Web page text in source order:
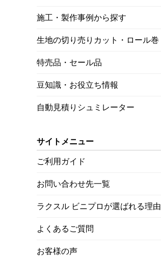
施工・製作事例から探す
生地の切り売りカット・ロール巻
特売品・セール品
豆知識・お役立ち情報
自動見積りシュミレーター
サイトメニュー
ご利用ガイド
お問い合わせ先一覧
ラクスル ビニプロが選ばれる理由
よくあるご質問
お客様の声